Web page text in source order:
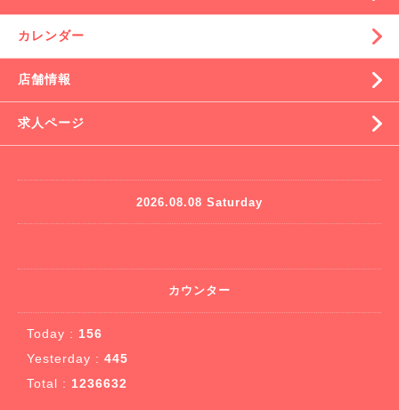
カレンダー
店舗情報
求人ページ
2026.08.08 Saturday
カウンター
Today : 156
Yesterday : 445
Total : 1236632